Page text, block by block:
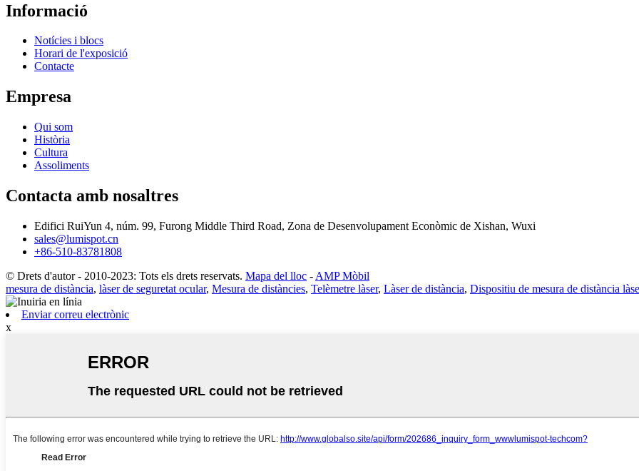
Informació
Notícies i blocs
Horari de l'exposició
Contacte
Empresa
Qui som
Història
Cultura
Assoliments
Contacta amb nosaltres
Edifici RuiYun 4, núm. 99, Furong Middle Third Road, Zona de Desenvolupament Econòmic de Xishan, Wuxi
sales@lumispot.cn
+86-510-83781808
© Drets d'autor - 2010-2023: Tots els drets reservats. Mapa del lloc - AMP Mòbil
mesura de distància, làser de seguretat ocular, Mesura de distàncies, Telèmetre làser, Làser de distància, Dispositiu de mesura de distància
Enviar correu electrònic
x